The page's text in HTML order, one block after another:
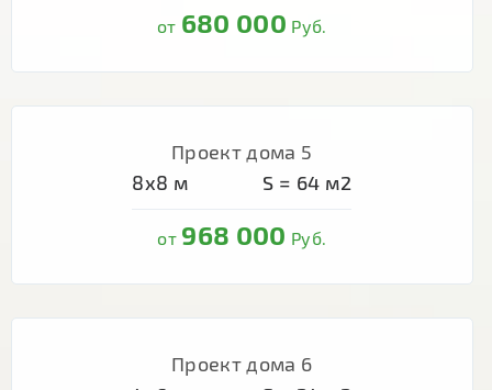
от 680 000 Руб.
Проект дома 5
8х8 м S = 64 м2
от 968 000 Руб.
Проект дома 6